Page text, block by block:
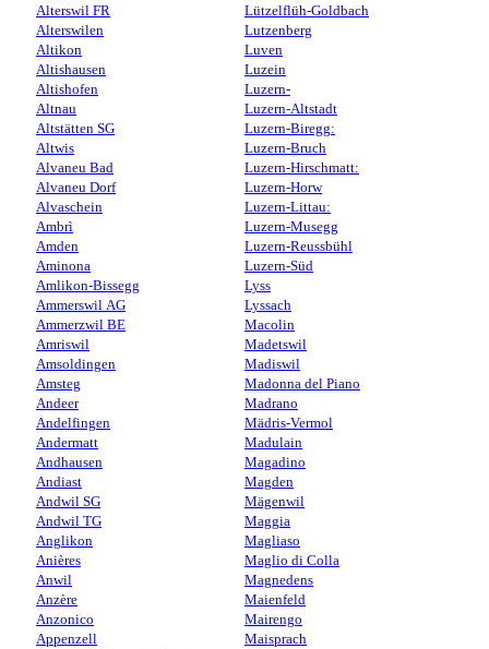
Alterswil FR
Alterswilen
Altikon
Altishausen
Altishofen
Altnau
Altstätten SG
Altwis
Alvaneu Bad
Alvaneu Dorf
Alvaschein
Ambrì
Amden
Aminona
Amlikon-Bissegg
Ammerswil AG
Ammerzwil BE
Amriswil
Amsoldingen
Amsteg
Andeer
Andelfingen
Andermatt
Andhausen
Andiast
Andwil SG
Andwil TG
Anglikon
Anières
Anwil
Anzère
Anzonico
Appenzell
Lützelflüh-Goldbach
Lutzenberg
Luven
Luzein
Luzern-
Luzern-Altstadt
Luzern-Biregg:
Luzern-Bruch
Luzern-Hirschmatt:
Luzern-Horw
Luzern-Littau:
Luzern-Musegg
Luzern-Reussbühl
Luzern-Süd
Lyss
Lyssach
Macolin
Madetswil
Madiswil
Madonna del Piano
Madrano
Mädris-Vermol
Madulain
Magadino
Magden
Mägenwil
Maggia
Magliaso
Maglio di Colla
Magnedens
Maienfeld
Mairengo
Maisprach